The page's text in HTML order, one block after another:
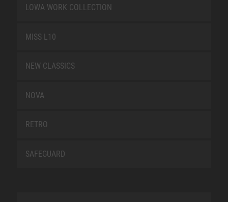
LOWA WORK COLLECTION
MISS L10
NEW CLASSICS
NOVA
RETRO
SAFEGUARD